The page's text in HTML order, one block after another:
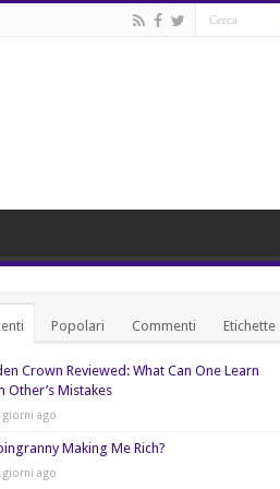
Popolari Commenti Etichette
Crown Reviewed: What Can One Learn
Other’s Mistakes
giorni ago
Making Me Rich?
giorni ago